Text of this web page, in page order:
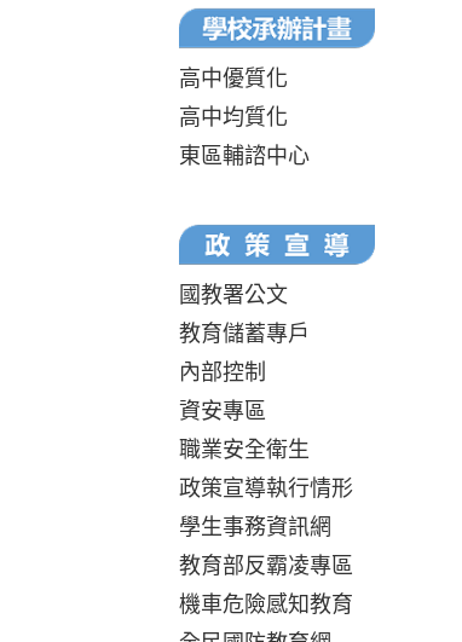
高中優質化
高中均質化
東區輔諮中心
國教署公文
教育儲蓄專戶
內部控制
資安專區
職業安全衛生
政策宣導執行情形
學生事務資訊網
教育部反霸凌專區
機車危險感知教育